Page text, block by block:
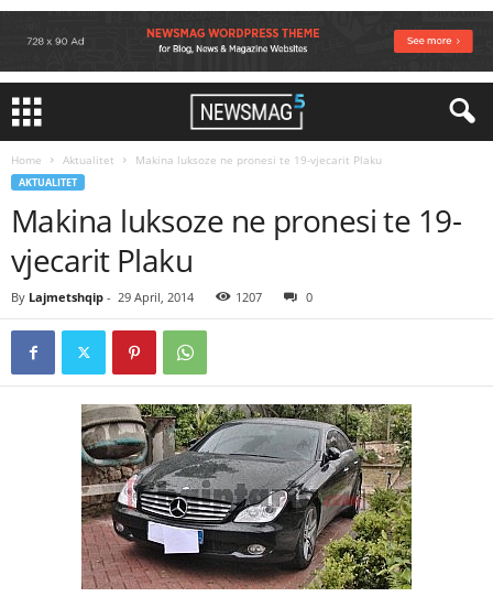
Home Aktualitet Makina luksoze ne pronesi te 19-vjecarit Plaku
AKTUALITET
Makina luksoze ne pronesi te 19-
vjecarit Plaku
By Lajmetshqip - 29 April, 2014 1207 0